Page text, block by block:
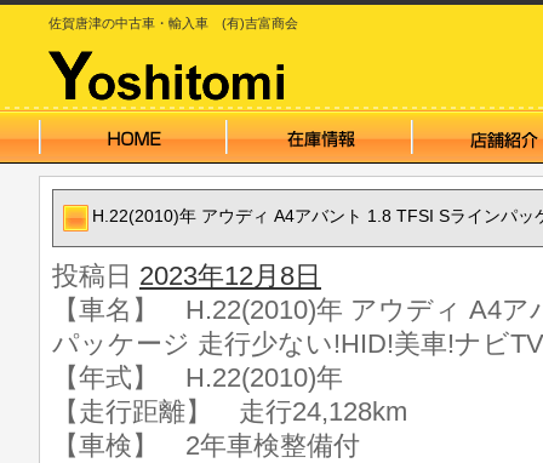
佐賀唐津の中古車・輸入車 (有)吉富商会
H.22(2010)年 アウディ A4アバント 1.8 TFSI Sラインパ
投稿日 2023年12月8日
【車名】 H.22(2010)年 アウディ A4ア
パッケージ 走行少ない!HID!美車!ナビ
【年式】 H.22(2010)年
【走行距離】 走行24,128km
【車検】 2年車検整備付